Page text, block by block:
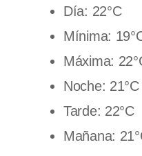
Día: 22°C
Mínima:
Máxima:
Noche: 21°C
Tarde: 22°C
Mañana: